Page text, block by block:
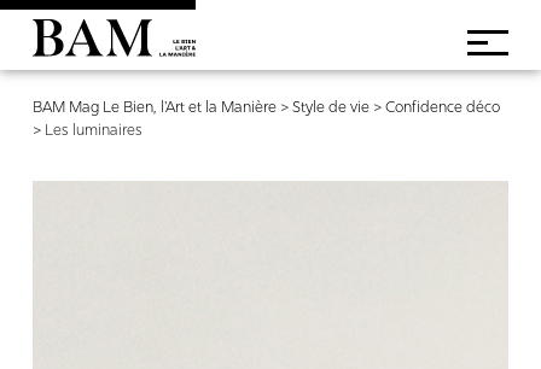
BAM Mag Le Bien, l'Art et la Manière >Style de vie >Confidence déco
> Les luminaires